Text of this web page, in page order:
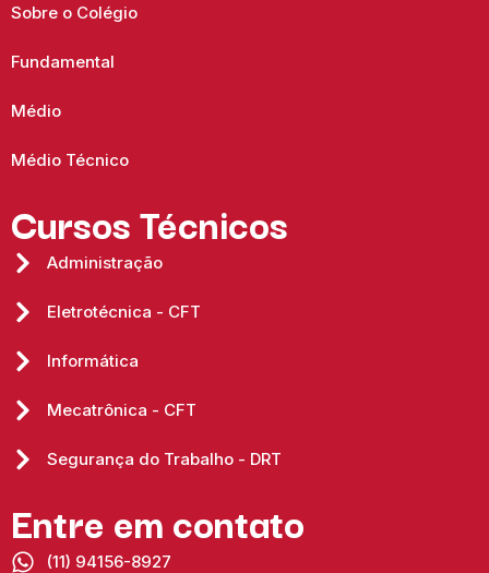
Sobre o Colégio
Fundamental
Médio
Médio Técnico
Cursos Técnicos
Administração
Eletrotécnica - CFT
Informática
Mecatrônica - CFT
Segurança do Trabalho - DRT
Entre em contato
(11) 94156-8927